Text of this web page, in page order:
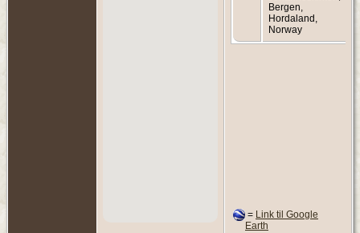
Bergen,
Hordaland,
Norway
= Link til Google
Earth